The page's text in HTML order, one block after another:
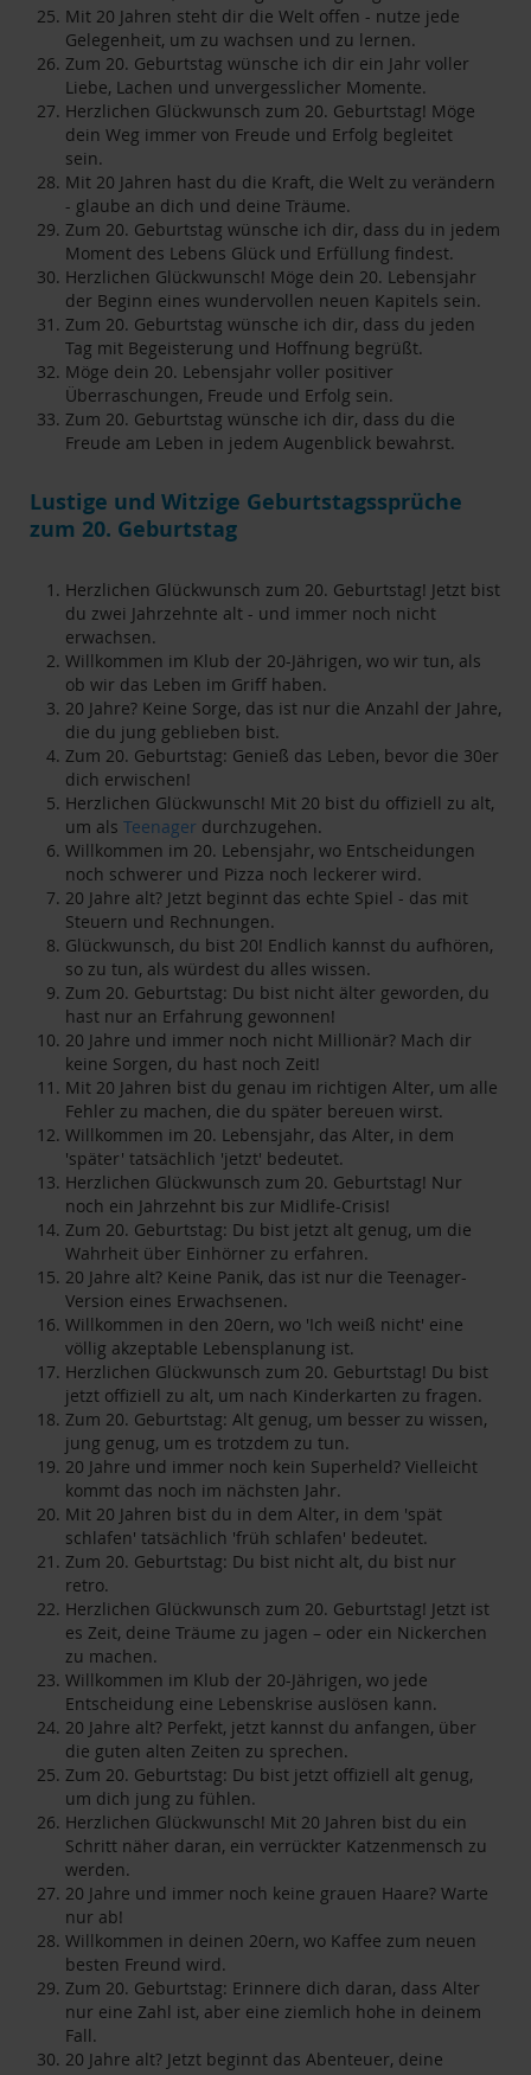
Mit 20 Jahren steht dir die Welt offen - nutze jede
Gelegenheit, um zu wachsen und zu lernen.
Zum 20. Geburtstag wünsche ich dir ein Jahr voller
Liebe, Lachen und unvergesslicher Momente.
Herzlichen Glückwunsch zum 20. Geburtstag! Möge
dein Weg immer von Freude und Erfolg begleitet
sein.
Mit 20 Jahren hast du die Kraft, die Welt zu verändern
- glaube an dich und deine Träume.
Zum 20. Geburtstag wünsche ich dir, dass du in jedem
Moment des Lebens Glück und Erfüllung findest.
Herzlichen Glückwunsch! Möge dein 20. Lebensjahr
der Beginn eines wundervollen neuen Kapitels sein.
Zum 20. Geburtstag wünsche ich dir, dass du jeden
Tag mit Begeisterung und Hoffnung begrüßt.
Möge dein 20. Lebensjahr voller positiver
Überraschungen, Freude und Erfolg sein.
Zum 20. Geburtstag wünsche ich dir, dass du die
Freude am Leben in jedem Augenblick bewahrst.
Lustige und Witzige Geburtstagssprüche
zum 20. Geburtstag
Herzlichen Glückwunsch zum 20. Geburtstag! Jetzt bist
du zwei Jahrzehnte alt - und immer noch nicht
erwachsen.
Willkommen im Klub der 20-Jährigen, wo wir tun, als
ob wir das Leben im Griff haben.
20 Jahre? Keine Sorge, das ist nur die Anzahl der Jahre,
die du jung geblieben bist.
Zum 20. Geburtstag: Genieß das Leben, bevor die 30er
dich erwischen!
Herzlichen Glückwunsch! Mit 20 bist du offiziell zu alt,
um als Teenager durchzugehen.
Willkommen im 20. Lebensjahr, wo Entscheidungen
noch schwerer und Pizza noch leckerer wird.
20 Jahre alt? Jetzt beginnt das echte Spiel - das mit
Steuern und Rechnungen.
Glückwunsch, du bist 20! Endlich kannst du aufhören,
so zu tun, als würdest du alles wissen.
Zum 20. Geburtstag: Du bist nicht älter geworden, du
hast nur an Erfahrung gewonnen!
20 Jahre und immer noch nicht Millionär? Mach dir
keine Sorgen, du hast noch Zeit!
Mit 20 Jahren bist du genau im richtigen Alter, um alle
Fehler zu machen, die du später bereuen wirst.
Willkommen im 20. Lebensjahr, das Alter, in dem
'später' tatsächlich 'jetzt' bedeutet.
Herzlichen Glückwunsch zum 20. Geburtstag! Nur
noch ein Jahrzehnt bis zur Midlife-Crisis!
Zum 20. Geburtstag: Du bist jetzt alt genug, um die
Wahrheit über Einhörner zu erfahren.
20 Jahre alt? Keine Panik, das ist nur die Teenager-
Version eines Erwachsenen.
Willkommen in den 20ern, wo 'Ich weiß nicht' eine
völlig akzeptable Lebensplanung ist.
Herzlichen Glückwunsch zum 20. Geburtstag! Du bist
jetzt offiziell zu alt, um nach Kinderkarten zu fragen.
Zum 20. Geburtstag: Alt genug, um besser zu wissen,
jung genug, um es trotzdem zu tun.
20 Jahre und immer noch kein Superheld? Vielleicht
kommt das noch im nächsten Jahr.
Mit 20 Jahren bist du in dem Alter, in dem 'spät
schlafen' tatsächlich 'früh schlafen' bedeutet.
Zum 20. Geburtstag: Du bist nicht alt, du bist nur
retro.
Herzlichen Glückwunsch zum 20. Geburtstag! Jetzt ist
es Zeit, deine Träume zu jagen – oder ein Nickerchen
zu machen.
Willkommen im Klub der 20-Jährigen, wo jede
Entscheidung eine Lebenskrise auslösen kann.
20 Jahre alt? Perfekt, jetzt kannst du anfangen, über
die guten alten Zeiten zu sprechen.
Zum 20. Geburtstag: Du bist jetzt offiziell alt genug,
um dich jung zu fühlen.
Herzlichen Glückwunsch! Mit 20 Jahren bist du ein
Schritt näher daran, ein verrückter Katzenmensch zu
werden.
20 Jahre und immer noch keine grauen Haare? Warte
nur ab!
Willkommen in deinen 20ern, wo Kaffee zum neuen
besten Freund wird.
Zum 20. Geburtstag: Erinnere dich daran, dass Alter
nur eine Zahl ist, aber eine ziemlich hohe in deinem
Fall.
20 Jahre alt? Jetzt beginnt das Abenteuer, deine